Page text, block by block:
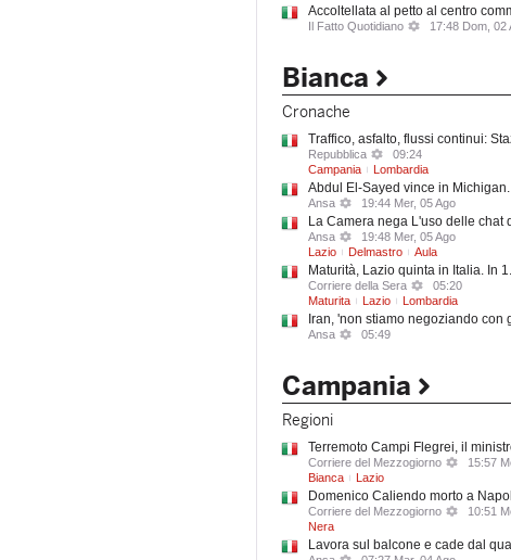
Accoltellata al petto al centro
Il Fatto Quotidiano 17:48 Dom, 02
Bianca
Cronache
Traffico, asfalto, flussi continui:
Repubblica
09:24
Campania
Lombardia
Abdul El-Sayed vince in
Ansa 19:44 Mer, 05 Ago
La Camera nega L'uso delle chat
Ansa
19:48 Mer, 05 Ago
Lazio
Delmastro Aula
Maturità, Lazio quinta in Italia. In
Corriere della Sera
05:20
Maturita
Lazio Lombardia
Iran, 'non stiamo negoziando con
Ansa 05:49
Campania
Regioni
Terremoto Campi Flegrei, il
Corriere del Mezzogiorno
15:57
Bianca
Lazio
Domenico Caliendo morto a
Corriere del Mezzogiorno
10:51
Nera
Lavora sul balcone e cade dal